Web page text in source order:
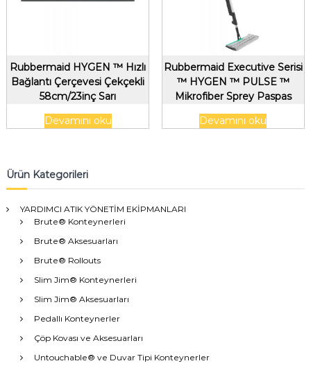
Rubbermaid HYGEN ™ Hızlı
Bağlantı Çerçevesi Çekçekli
58cm/23inç Sarı
Devamını oku
Rubbermaid Executive Serisi
™ HYGEN ™ PULSE ™
Mikrofiber Sprey Paspas
Çerçevesi, Çift Taraflı, Gümüş
Devamını oku
Ürün Kategorileri
YARDIMCI ATIK YÖNETİM EKİPMANLARI
Brute® Konteynerleri
Brute® Aksesuarları
Brute® Rollouts
Slim Jim® Konteynerleri
Slim Jim® Aksesuarları
Pedallı Konteynerler
Çöp Kovası ve Aksesuarları
Untouchable® ve Duvar Tipi Konteynerler